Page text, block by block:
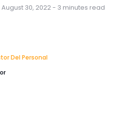
August 30, 2022 - 3 minutes read
Del Personal